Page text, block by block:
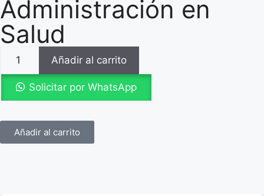
Administración en
Salud
Añadir al carrito
Solicitar por WhatsApp
Añadir al carrito